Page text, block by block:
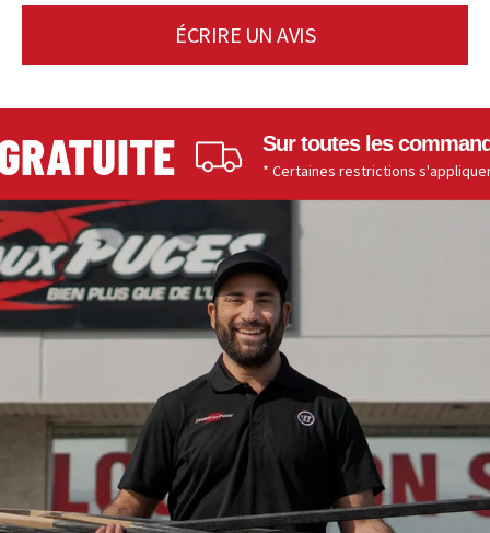
ÉCRIRE UN AVIS
Sur toutes les
* Certaines restrictions s'appliquent.